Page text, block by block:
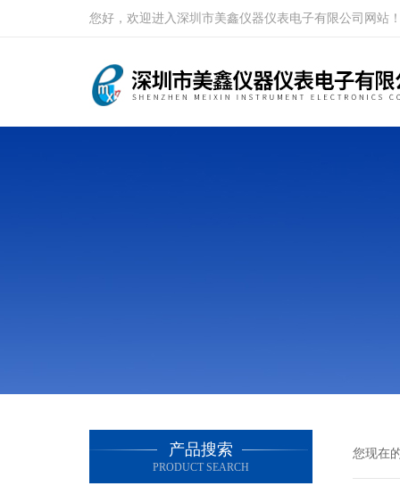
您好，欢迎进入深圳市美鑫仪器仪表电子有限公司网站
产品搜索
PRODUCT SEARCH
您现在